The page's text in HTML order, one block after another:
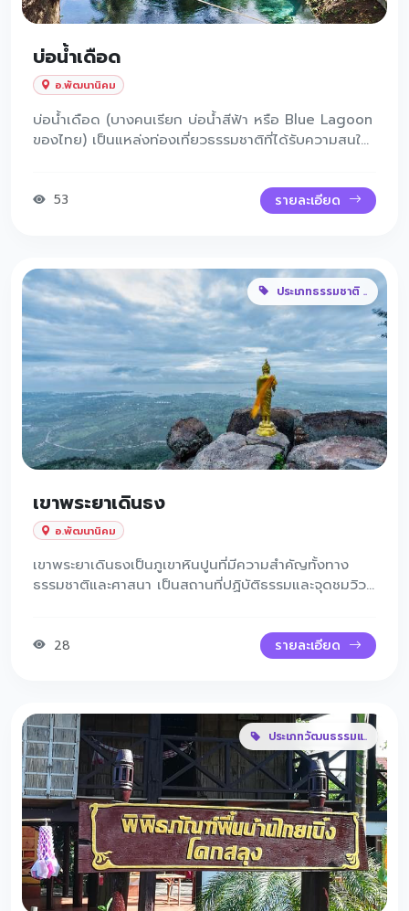
บ่อน้ำเดือด
อ.พัฒนานิคม
บ่อน้ำเดือด (บางคนเรียก บ่อน้ำสีฟ้า หรือ Blue Lagoon
ของไทย) เป็นแหล่งท่องเที่ยวธรรมชาติที่ได้รับความสนใจ
และเป็นหนึ่งในจุดที่สามารถมาเยี่ยมชมได้ง่ายจากพื้นที่รอบ
53 รายละเอียด
ประเภทธรรมชาติ ..
เขาพระยาเดินธง
อ.พัฒนานิคม
เขาพระยาเดินธงเป็นภูเขาหินปูนที่มีความสำคัญทั้งทาง
ธรรมชาติและศาสนา เป็นสถานที่ปฏิบัติธรรมและจุดชมวิวที่
28 รายละเอียด
ประเภทวัฒนธรรมแ..